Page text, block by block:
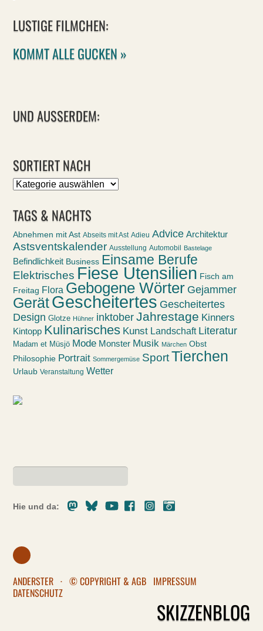
LUSTIGE FILMCHEN:
KOMMT ALLE GUCKEN »
UND AUSSERDEM:
SORTIERT NACH
Sortiert
TAGS & NACHTS
Abnehmen mit Ast Abseits mit Ast Adieu Advice Architektur
Astsventskalender Ausstellung Automobil Bastelage
Befindlichkeit Business Einsame Berufe
Elektrisches Fiese Utensilien Fisch am
Freitag Flora Gebogene Wörter Gejammer
GerätGescheitertes Gescheitertes
Design Glotze Hühner inktober Jahrestage Kinners
Kintopp Kulinarisches Kunst Landschaft Literatur
Madam et Müsjö Mode Monster Musik Märchen Obst
Philosophie Portrait Sommergemüse Sport Tierchen
Urlaub Veranstaltung Wetter
Hie und da:
MastodonBlueskyYoutubeFacebookInstagram
ANDERSTER · © COPYRIGHT & AGB IMPRESSUM
DATENSCHUTZ
SKIZZENBLOG